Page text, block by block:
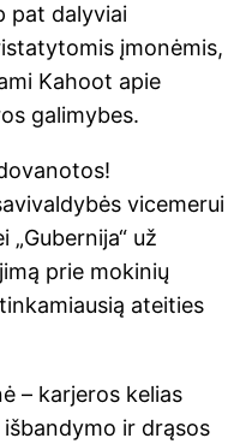
pat dalyviai
įmonėmis,
Kahoot apie
galimybes.
vicemerui
už
prie mokinių
ateities
– karjeros kelias
ir drąsos